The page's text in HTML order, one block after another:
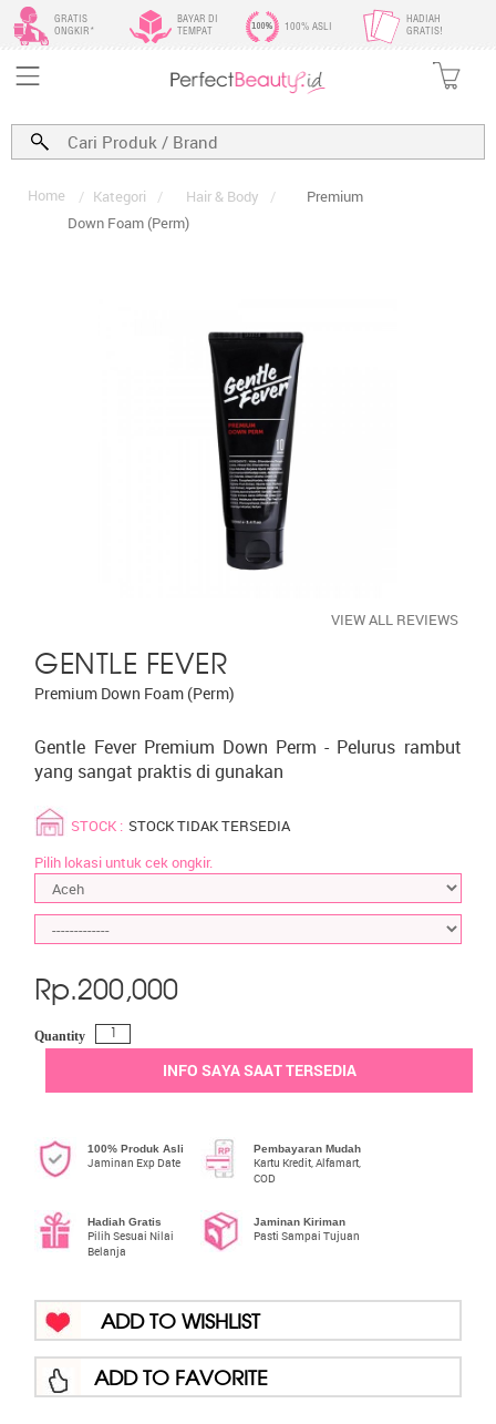
GRATIS
ONGKIR*
BAYAR DI
TEMPAT
100% ASLI
HADIAH
GRATIS!
Home / Kategori / Hair & Body /
Premium
Down Foam (Perm)
GENTLE FEVER
Premium Down Foam (Perm)
Gentle Fever Premium Down Perm - Pelurus rambut
yang sangat praktis di gunakan
VIEW ALL REVIEWS
STOCK : STOCK TIDAK TERSEDIA
Pilih lokasi untuk cek ongkir.
Rp.200,000
Quantity
INFO SAYA SAAT TERSEDIA
100% Produk Asli
Jaminan Exp Date
Pembayaran Mudah
Kartu Kredit, Alfamart,
COD
Hadiah Gratis
Pilih Sesuai Nilai
Belanja
Jaminan Kiriman
Pasti Sampai Tujuan
ADD TO WISHLIST
ADD TO FAVORITE